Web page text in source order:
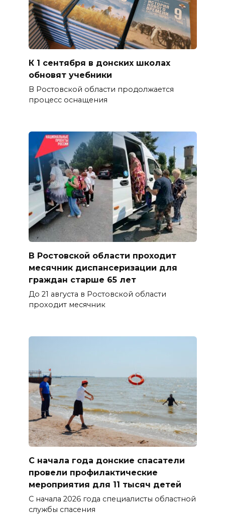
К 1 сентября в донских школах
обновят учебники
В Ростовской области продолжается
процесс оснащения
В Ростовской области проходит
месячник диспансеризации для
граждан старше 65 лет
До 21 августа в Ростовской области
проходит месячник
С начала года донские спасатели
провели профилактические
мероприятия для 11 тысяч детей
С начала 2026 года специалисты областной
службы спасения